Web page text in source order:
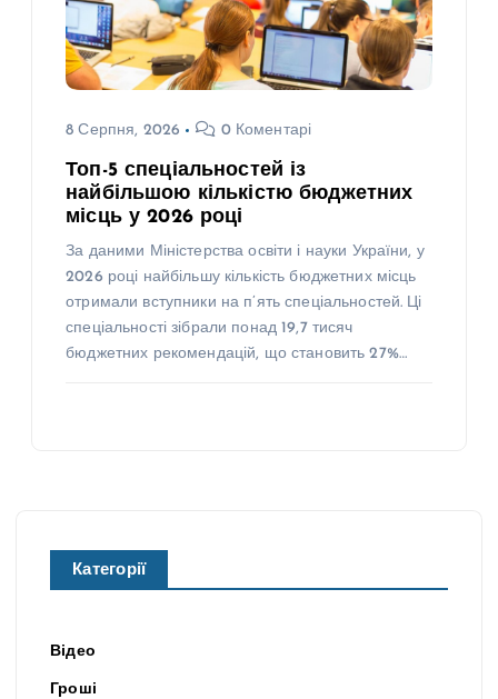
8 Серпня, 2026 0 Коментарі
Топ-5 спеціальностей із
найбільшою кількістю бюджетних
місць у 2026 році
За даними Міністерства освіти і науки України, у
2026 році найбільшу кількість бюджетних місць
отримали вступники на п’ять спеціальностей. Ці
спеціальності зібрали понад 19,7 тисяч
бюджетних рекомендацій, що становить 27%…
Категорії
Відео
Гроші